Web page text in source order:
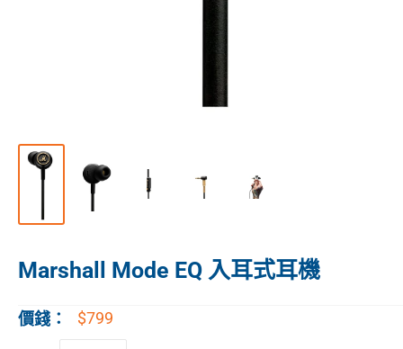
Marshall Mode EQ 入耳式耳機
價錢： $799